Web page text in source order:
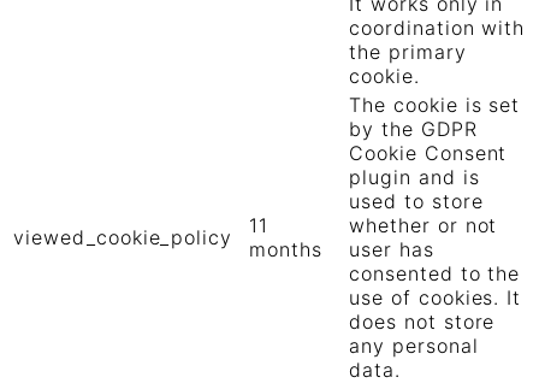
coordination with
the primary
cookie.
viewed_cookie_policy
11
months
The cookie is set
by the GDPR
Cookie Consent
plugin and is
used to store
whether or not
user has
consented to the
use of cookies. It
does not store
any personal
data.